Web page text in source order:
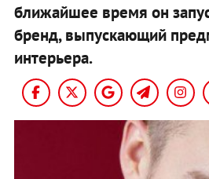
ближайшее время он
бренд, выпускающий
интерьера.